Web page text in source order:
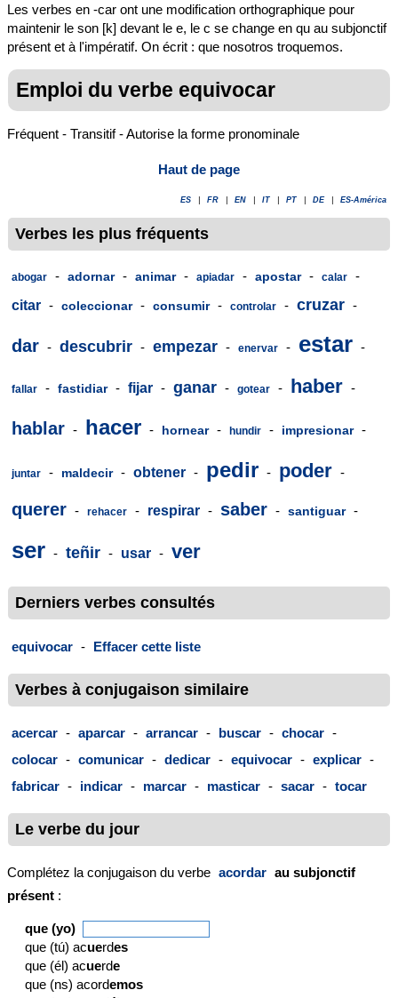
Les verbes en -car ont une modification orthographique pour
maintenir le son [k] devant le e, le c se change en qu au subjonctif
présent et à l'impératif. On écrit : que nosotros troquemos.
Emploi du verbe equivocar
Fréquent - Transitif - Autorise la forme pronominale
Haut de page
ES FR EN IT PT DE ES-América
Verbes les plus fréquents
abogar - adornar - animar - apiadar - apostar - calar
-
citar - coleccionar - consumir - controlar - cruzar -
dar - descubrir - empezar - enervar - estar -
fallar - fastidiar - fijar - ganar - gotear - haber -
hablar - hacer - hornear - hundir - impresionar -
juntar - maldecir - obtener - pedir - poder -
querer - rehacer - respirar - saber - santiguar -
ser - teñir - usar - ver
Derniers verbes consultés
equivocar - Effacer cette liste
Verbes à conjugaison similaire
acercar - aparcar - arrancar - buscar - chocar -
colocar - comunicar - dedicar - equivocar - explicar -
fabricar - indicar - marcar - masticar - sacar - tocar
Le verbe du jour
Complétez la conjugaison du verbe acordar au subjonctif
présent :
que (yo)
que (tú) acuerdes
que (él) acuerde
que (ns) acordemos